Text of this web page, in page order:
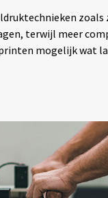
zoals
terwijl meer
mogelijk wat